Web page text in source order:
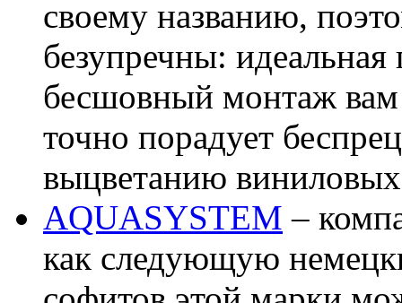
своему названию,
безупречны:
бесшовный монтаж
точно порадует
выцветанию
AQUASYSTEM –
как следующую